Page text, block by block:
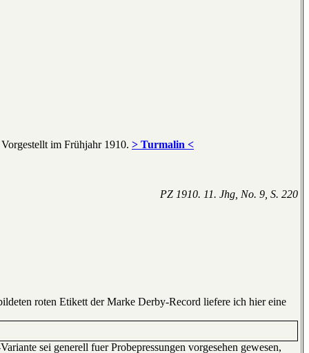
im Frühjahr 1910. > Turmalin <
PZ 1910. 11. Jhg, No. 9, S. 220
roten Etikett der Marke Derby-Record liefere ich hier eine
sei generell fuer Probepressungen vorgesehen gewesen,